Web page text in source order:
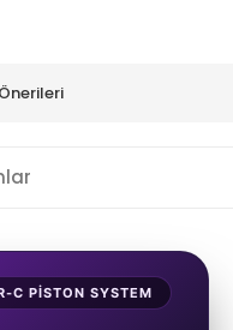
C PISTON SYSTEM